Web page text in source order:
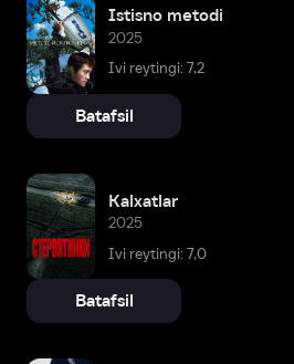
Istisno metodi
2025
Ivi reytingi: 7,2
Batafsil
Kalxatlar
2025
Ivi reytingi: 7,0
Batafsil